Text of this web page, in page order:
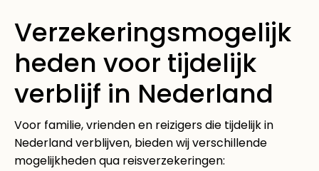
Verzekeringsmogelijk
heden voor tijdelijk
verblijf in Nederland
Voor familie, vrienden en reizigers die tijdelijk in
Nederland verblijven, bieden wij verschillende
mogelijkheden qua reisverzekeringen: